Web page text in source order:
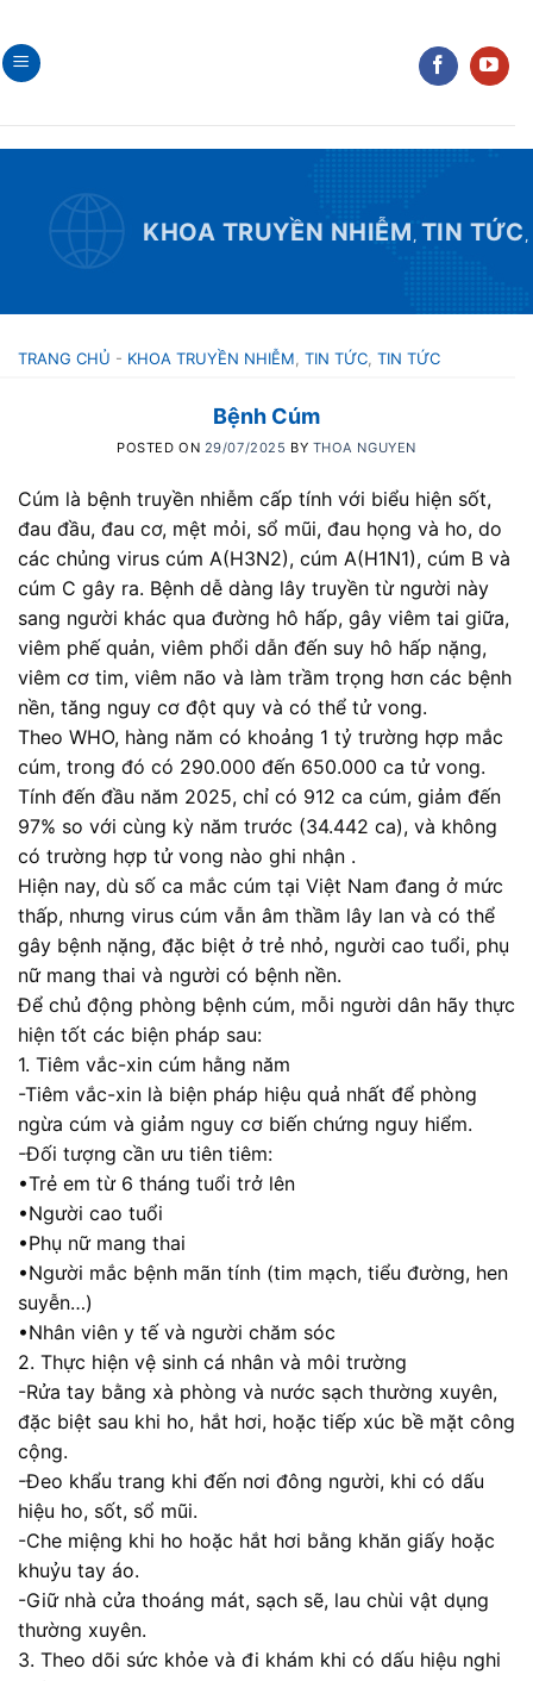
to
content
KHOA TRUYỀN NHIỄM , TIN TỨC ,
TRANG CHỦ - KHOA TRUYỀN NHIỄM TIN TỨC TIN TỨC
Bệnh Cúm
POSTED ON 29/07/2025 BY THOA NGUYEN
Cúm là bệnh truyền nhiễm cấp tính với biểu hiện sốt,
đau đầu, đau cơ, mệt mỏi, sổ mũi, đau họng và ho, do
các chủng virus cúm A(H3N2), cúm A(H1N1), cúm B và
cúm C gây ra. Bệnh dễ dàng lây truyền từ người này
sang người khác qua đường hô hấp, gây viêm tai giữa,
viêm phế quản, viêm phổi dẫn đến suy hô hấp nặng,
viêm cơ tim, viêm não và làm trầm trọng hơn các bệnh
nền, tăng nguy cơ đột quy và có thể tử vong.
Theo WHO, hàng năm có khoảng 1 tỷ trường hợp mắc
cúm, trong đó có 290.000 đến 650.000 ca tử vong.
Tính đến đầu năm 2025, chỉ có 912 ca cúm, giảm đến
97% so với cùng kỳ năm trước (34.442 ca), và không
có trường hợp tử vong nào ghi nhận .
Hiện nay, dù số ca mắc cúm tại Việt Nam đang ở mức
thấp, nhưng virus cúm vẫn âm thầm lây lan và có thể
gây bệnh nặng, đặc biệt ở trẻ nhỏ, người cao tuổi, phụ
nữ mang thai và người có bệnh nền.
Để chủ động phòng bệnh cúm, mỗi người dân hãy thực
hiện tốt các biện pháp sau:
1. Tiêm vắc-xin cúm hằng năm
-Tiêm vắc-xin là biện pháp hiệu quả nhất để phòng
ngừa cúm và giảm nguy cơ biến chứng nguy hiểm.
-Đối tượng cần ưu tiên tiêm:
•Trẻ em từ 6 tháng tuổi trở lên
•Người cao tuổi
•Phụ nữ mang thai
•Người mắc bệnh mãn tính (tim mạch, tiểu đường, hen
suyễn…)
•Nhân viên y tế và người chăm sóc
2. Thực hiện vệ sinh cá nhân và môi trường
-Rửa tay bằng xà phòng và nước sạch thường xuyên,
đặc biệt sau khi ho, hắt hơi, hoặc tiếp xúc bề mặt công
cộng.
-Đeo khẩu trang khi đến nơi đông người, khi có dấu
hiệu ho, sốt, sổ mũi.
-Che miệng khi ho hoặc hắt hơi bằng khăn giấy hoặc
khuỷu tay áo.
-Giữ nhà cửa thoáng mát, sạch sẽ, lau chùi vật dụng
thường xuyên.
3. Theo dõi sức khỏe và đi khám khi có dấu hiệu nghi